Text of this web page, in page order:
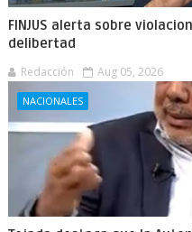
FINJUS alerta sobre
delibertad
Redacción Aug 05, 2026
NACIONALES